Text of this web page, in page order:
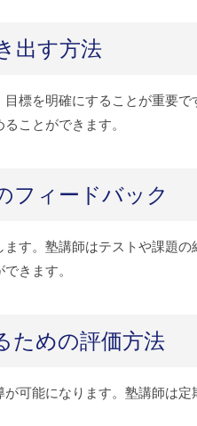
出す方法
標を明確にすることが重要
ことができます。
フィードバック
す。塾講師はテストや課題の
きます。
ための評価方法
可能になります。塾講師は定